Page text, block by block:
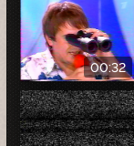
00:32